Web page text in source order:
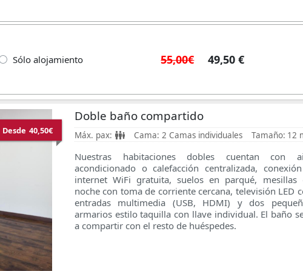
Sólo alojamiento 55,00€ 49,50 €
Desde 40,50€
Doble baño compartido
Máx. pax: Cama: 2 Camas individuales Tamaño: 12
Nuestras habitaciones dobles cuentan con
acondicionado o calefacción centralizada,
internet WiFi gratuita, suelos en parqué, mesillas
noche con toma de corriente cercana, televisión LED
entradas multimedia (USB, HDMI) y dos
armarios estilo taquilla con llave individual. El baño
a compartir con el resto de huéspedes.